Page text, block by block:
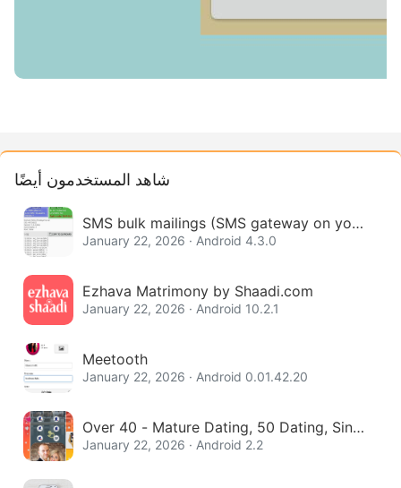
شاهد المستخدمون أيضًا
SMS bulk mailings (SMS gateway on your
phone)
January 22, 2026 · Android 4.3.0
Ezhava Matrimony by Shaadi.com
January 22, 2026 · Android 10.2.1
Meetooth
January 22, 2026 · Android 0.01.42.20
Over 40 - Mature Dating, 50 Dating, Singl
e Women
January 22, 2026 · Android 2.2